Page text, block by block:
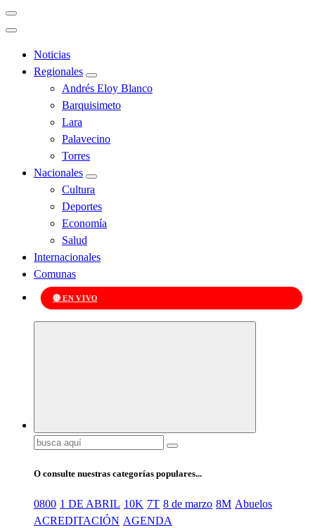
Noticias
Regionales
Andrés Eloy Blanco
Barquisimeto
Lara
Palavecino
Torres
Nacionales
Cultura
Deportes
Economía
Salud
Internacionales
Comunas
🔴 EN VIVO
Buscar:
O consulte nuestras categorías populares...
0800 1 DE ABRIL 10K 7T 8 de marzo 8M Abuelos
ACREDITACIÓN AGENDA